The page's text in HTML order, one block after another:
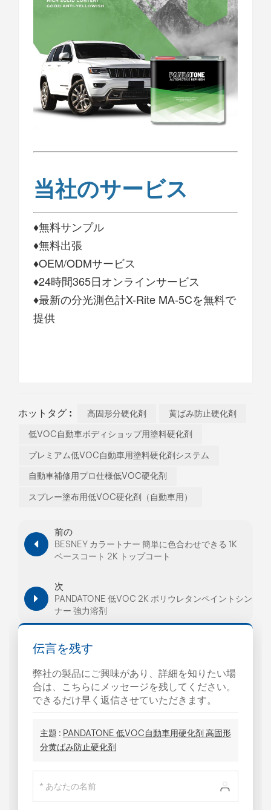
当社のサービス
♦無料サンプル
♦無料出張
♦OEM/ODMサービス
♦24時間365日オンラインサービス
♦最新の分光測色計X-Rite MA-5Cを無料で
提供
ホットタグ : 高固形分硬化剤
黄ばみ防止硬化剤
低VOC自動車ボディショップ用塗料硬化剤
プレミアム低VOC自動車用塗料硬化剤システム
自動車補修用プロ仕様低VOC硬化剤
スプレー塗布用低VOC硬化剤（自動車用）
前の
BESNEY カラートナー 簡単に色合わせできる 1K
ベースコート 2K トップコート
次
PANDATONE 低VOC 2K ポリウレタンペイントシン
ナー 強力溶剤
伝言を残す
弊社の製品にご興味があり、詳細を知りたい場
合は、こちらにメッセージを残してください。
できるだけ早く返信させていただきます。
主題 : PANDATONE 低VOC自動車用硬化剤 高固形
分黄ばみ防止硬化剤